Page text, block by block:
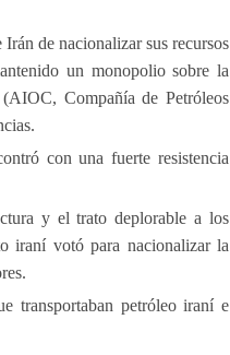
de nacionalizar sus recursos
un monopolio sobre la
Compañía de Petróleos
con una fuerte resistencia
y el trato deplorable a los
iraní votó para nacionalizar la
transportaban petróleo iraní e